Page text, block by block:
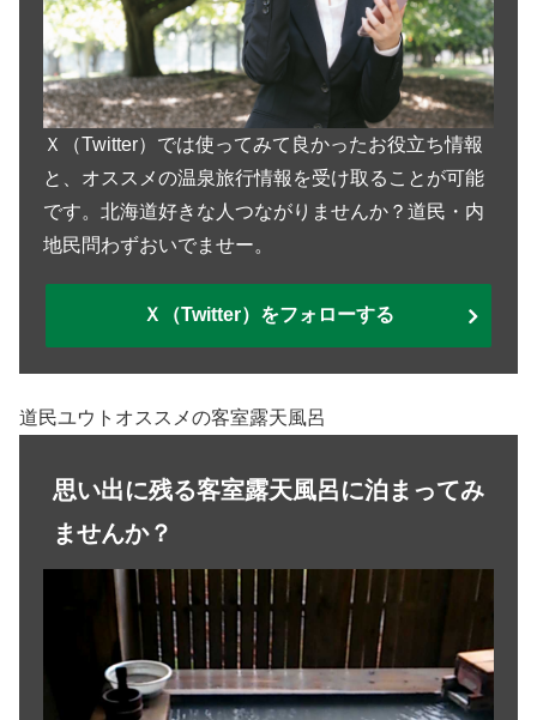
Ｘ（Twitter）では使ってみて良かったお役立ち情報
と、オススメの温泉旅行情報を受け取ることが可能
です。北海道好きな人つながりませんか？道民・内
地民問わずおいでませー。
Ｘ（Twitter）をフォローする
道民ユウトオススメの客室露天風呂
思い出に残る客室露天風呂に泊まってみ
ませんか？